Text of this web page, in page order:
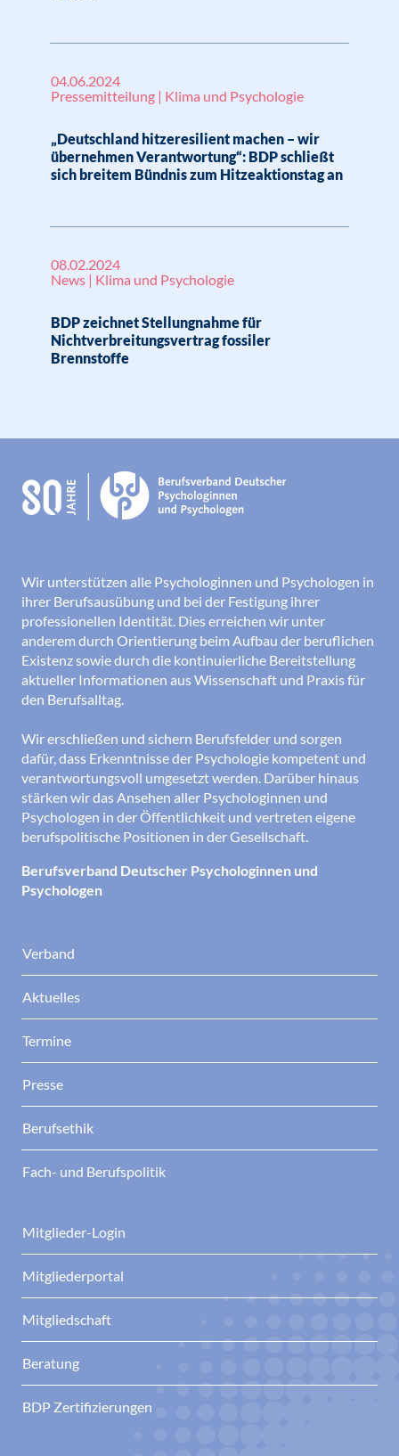
04.06.2024
Pressemitteilung | Klima und Psychologie
„Deutschland hitzeresilient machen – wir
übernehmen Verantwortung“: BDP schließt
sich breitem Bündnis zum Hitzeaktionstag an
08.02.2024
News | Klima und Psychologie
BDP zeichnet Stellungnahme für
Nichtverbreitungsvertrag fossiler
Brennstoffe
Wir unterstützen alle Psychologinnen und Psychologen in
ihrer Berufsausübung und bei der Festigung ihrer
professionellen Identität. Dies erreichen wir unter
anderem durch Orientierung beim Aufbau der beruflichen
Existenz sowie durch die kontinuierliche Bereitstellung
aktueller Informationen aus Wissenschaft und Praxis für
den Berufsalltag.
Wir erschließen und sichern Berufsfelder und sorgen
dafür, dass Erkenntnisse der Psychologie kompetent und
verantwortungsvoll umgesetzt werden. Darüber hinaus
stärken wir das Ansehen aller Psychologinnen und
Psychologen in der Öffentlichkeit und vertreten eigene
berufspolitische Positionen in der Gesellschaft.
Berufsverband Deutscher Psychologinnen und
Psychologen
Verband
Aktuelles
Termine
Presse
Berufsethik
Fach- und Berufspolitik
Mitglieder-Login
Mitgliederportal
Mitgliedschaft
Beratung
BDP Zertifizierungen